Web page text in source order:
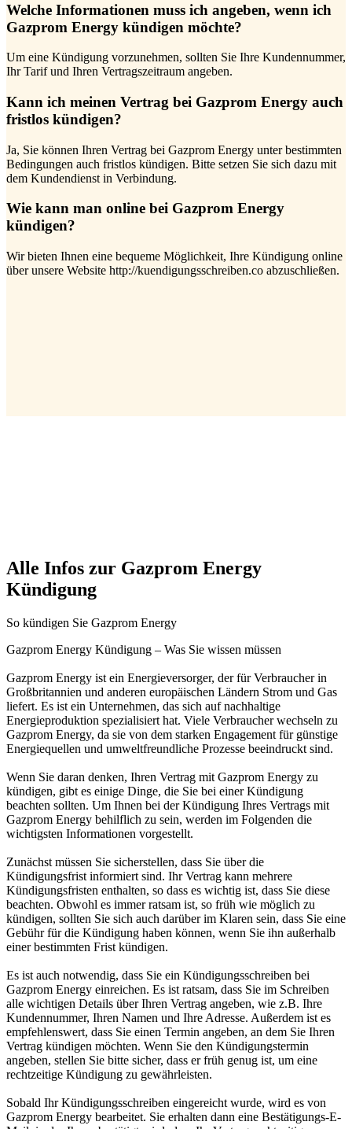
Welche Informationen muss ich angeben, wenn ich
Gazprom Energy kündigen möchte?
Um eine Kündigung vorzunehmen, sollten Sie Ihre Kundennummer,
Ihr Tarif und Ihren Vertragszeitraum angeben.
Kann ich meinen Vertrag bei Gazprom Energy auch
fristlos kündigen?
Ja, Sie können Ihren Vertrag bei Gazprom Energy unter bestimmten
Bedingungen auch fristlos kündigen. Bitte setzen Sie sich dazu mit
dem Kundendienst in Verbindung.
Wie kann man online bei Gazprom Energy
kündigen?
Wir bieten Ihnen eine bequeme Möglichkeit, Ihre Kündigung online
über unsere Website http://kuendigungsschreiben.co abzuschließen.
Alle Infos zur Gazprom Energy
Kündigung
So kündigen Sie Gazprom Energy
Gazprom Energy Kündigung – Was Sie wissen müssen
Gazprom Energy ist ein Energieversorger, der für Verbraucher in
Großbritannien und anderen europäischen Ländern Strom und Gas
liefert. Es ist ein Unternehmen, das sich auf nachhaltige
Energieproduktion spezialisiert hat. Viele Verbraucher wechseln zu
Gazprom Energy, da sie von dem starken Engagement für günstige
Energiequellen und umweltfreundliche Prozesse beeindruckt sind.
Wenn Sie daran denken, Ihren Vertrag mit Gazprom Energy zu
kündigen, gibt es einige Dinge, die Sie bei einer Kündigung
beachten sollten. Um Ihnen bei der Kündigung Ihres Vertrags mit
Gazprom Energy behilflich zu sein, werden im Folgenden die
wichtigsten Informationen vorgestellt.
Zunächst müssen Sie sicherstellen, dass Sie über die
Kündigungsfrist informiert sind. Ihr Vertrag kann mehrere
Kündigungsfristen enthalten, so dass es wichtig ist, dass Sie diese
beachten. Obwohl es immer ratsam ist, so früh wie möglich zu
kündigen, sollten Sie sich auch darüber im Klaren sein, dass Sie eine
Gebühr für die Kündigung haben können, wenn Sie ihn außerhalb
einer bestimmten Frist kündigen.
Es ist auch notwendig, dass Sie ein Kündigungsschreiben bei
Gazprom Energy einreichen. Es ist ratsam, dass Sie im Schreiben
alle wichtigen Details über Ihren Vertrag angeben, wie z.B. Ihre
Kundennummer, Ihren Namen und Ihre Adresse. Außerdem ist es
empfehlenswert, dass Sie einen Termin angeben, an dem Sie Ihren
Vertrag kündigen möchten. Wenn Sie den Kündigungstermin
angeben, stellen Sie bitte sicher, dass er früh genug ist, um eine
rechtzeitige Kündigung zu gewährleisten.
Sobald Ihr Kündigungsschreiben eingereicht wurde, wird es von
Gazprom Energy bearbeitet. Sie erhalten dann eine Bestätigungs-E-